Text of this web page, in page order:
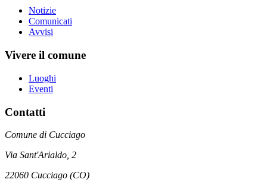
Notizie
Comunicati
Avvisi
Vivere il comune
Luoghi
Eventi
Contatti
Comune di Cucciago
Via Sant'Arialdo, 2
22060 Cucciago (CO)